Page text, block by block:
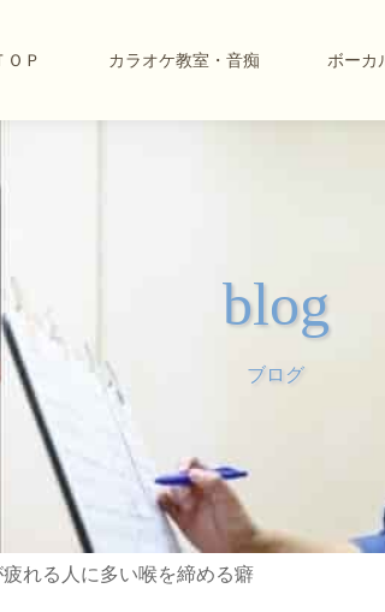
ＯＰ カラオケ教室・音痴 ボーカ
blog
ブログ
れる人に多い喉を締める癖